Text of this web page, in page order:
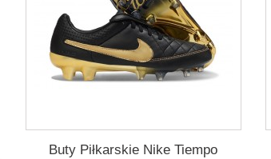
Buty Piłkarskie Nike Tiempo